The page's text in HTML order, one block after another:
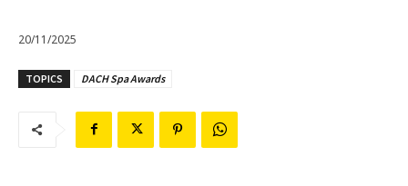
20/11/2025
TOPICS DACH Spa Awards